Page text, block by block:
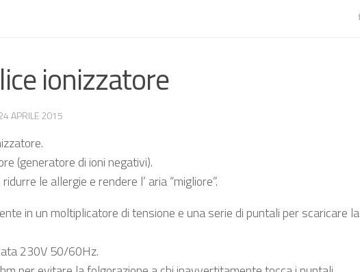
ionizzatore
APRILE 2015
(generatore di ioni negativi).
le allergie e rendere l’ aria “migliore”.
in un moltiplicatore di tensione e una serie di puntali per scaricare la
230V 50/60Hz.